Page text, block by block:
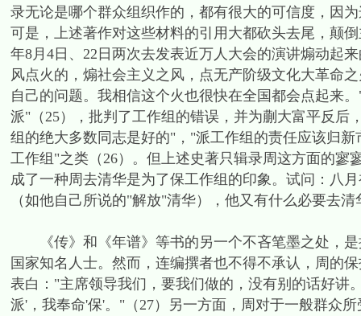
录无论是哪个群众组织作的，都有很大的可信度，因
可是，上述著作对这些材料的引用大都砍头去尾，颠
年8月4日、22日两次去发表近万人大会的演讲煽动起
风点火的，煽社会主义之风，点无产阶级文化大革命
自己的问题。我相信这个火也很快在全国都会点起来
派"（25），批判了工作组的错误，并为蒯大富平反
组的绝大多数同志是好的"，"派工作组的责任应该归
工作组"之类（26）。但上述史著只辑录周这方面的
成了一种周去清华是为了保工作组的印象。试问：八
（如他自己所说的"解放"清华），他又有什么必要去
《传》和《年谱》等书的另一个不吝笔墨之处，是
国家知名人士。然而，连编撰者也不得不承认，周的
表白："主席领导我们，要我们做的，没有别的话好
派'，我奉命'保'。"（27）另一方面，周对于一般群众